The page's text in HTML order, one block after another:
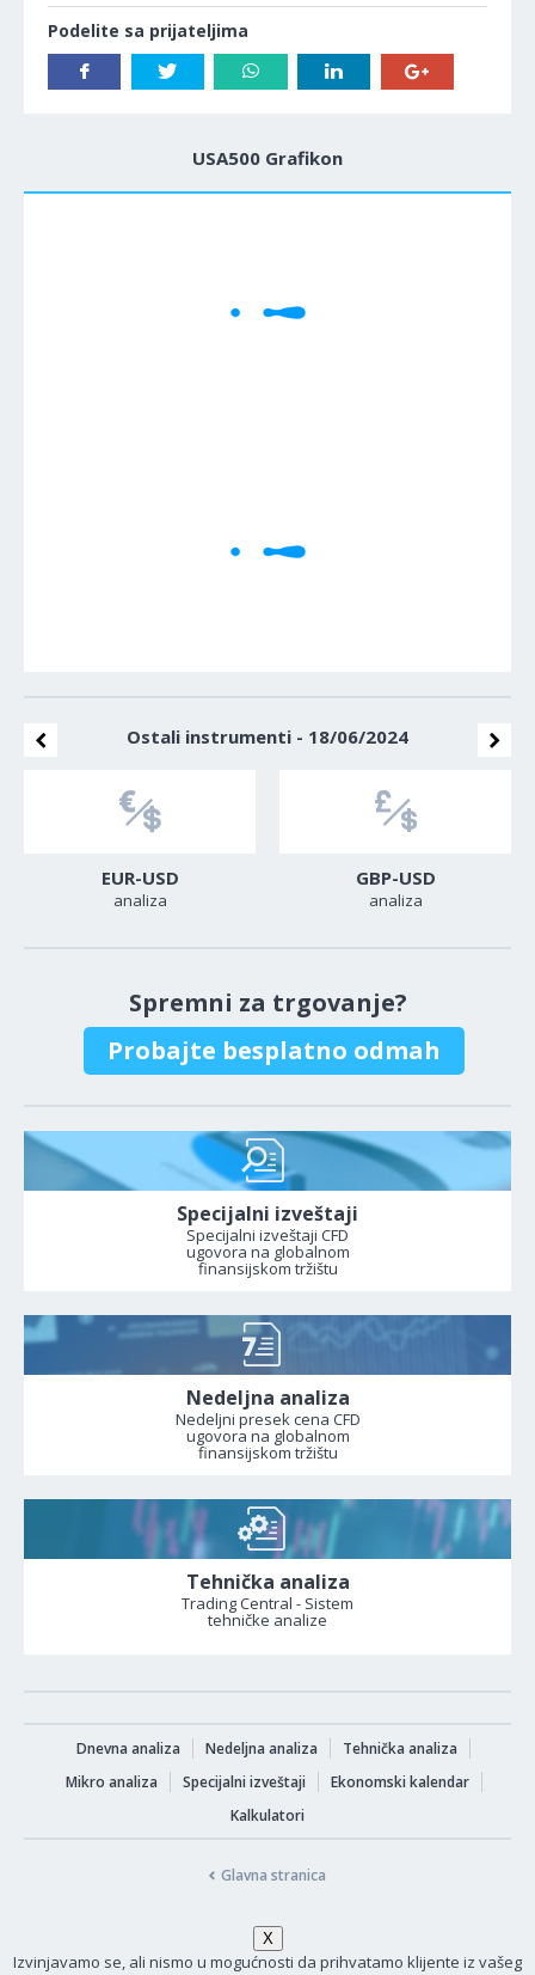
Podelite sa prijateljima
USA500 Grafikon
Ostali instrumenti - 18/06/2024
EUR-USD
analiza
GBP-USD
analiza
Spremni za trgovanje?
Probajte besplatno odmah
Specijalni izveštaji
Specijalni izveštaji CFD
ugovora na globalnom
finansijskom tržištu
Nedeljna analiza
Nedeljni presek cena CFD
ugovora na globalnom
finansijskom tržištu
Tehnička analiza
Trading Central - Sistem
tehničke analize
Dnevna analiza Nedeljna analiza
Tehnička analiza
Mikro analiza
Specijalni izveštaji
Ekonomski kalendar
Kalkulatori
Glavna stranica
Izvinjavamo se, ali nismo u mogućnosti da prihvatamo klijente iz vašeg